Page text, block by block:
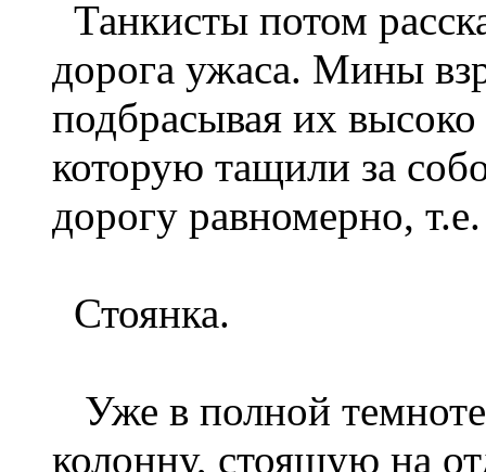
Танкисты потом
дорога ужаса. Мины
подбрасывая их
которую тащили за
дорогу равномерно,
Стоянка.
Уже в полной
колонну, стоящую на